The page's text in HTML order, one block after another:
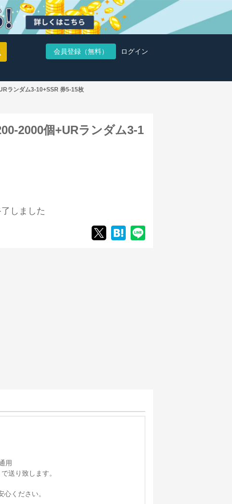
会員登録（無料） ログイン
ランダム3-10+SSR 券5-15枚
2000個+URランダム3-1
しました
用
送り致します。
ください。